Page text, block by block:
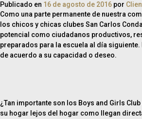
Publicado en 16 de agosto de 2016 por
Como una parte permanente de nuestra
los chicos y chicas clubes San Carlos
potencial como ciudadanos productivos,
preparados para la escuela al día
de acuerdo a su capacidad o deseo.
¿Tan importante son los Boys and Girls
su hogar lejos del hogar como llegan